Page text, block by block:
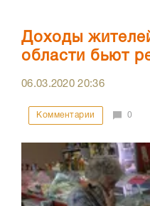
Доходы
области бьют
06.03.202020:36
Комментарии 0